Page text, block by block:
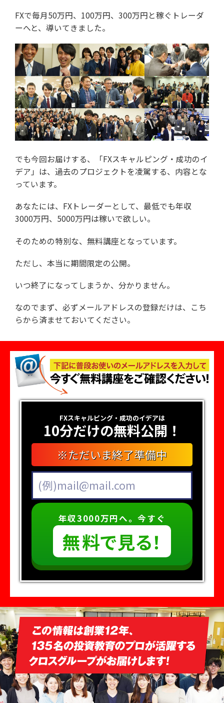
FXで毎月50万円、100万円、300万円と稼ぐトレーダ
ーへと、 導いてきました。
でも今回お届けする、「FXスキャルピング・成功のイ
デア」は、 過去のプロジェクトを凌駕する、内容とな
っています。
あなたには、FXトレーダーとして、 最低でも年収
3000万円、5000万円は稼いで欲しい。
そのための特別な、無料講座となっています。
ただし、本当に期間限定の公開。
いつ終了になってしまうか、分かりません。
なのでまず、必ずメールアドレスの登録だけは、
こち
らから済ませておいてください。
FXスキャルピング・成功のイデアは
10分だけの無料公開！
※ただいま終了準備中
年収3000万円へ。今すぐ
無料で見る！